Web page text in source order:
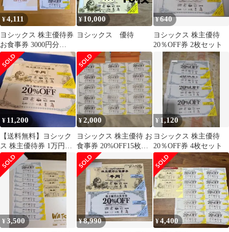
¥4,111
ヨシックス 株主優待券
お食事券 3000円分
+20%OFF券10枚
¥10,000
ヨシックス 優待
¥640
ヨシックス 株主優待
20％OFF券 2枚セット
¥ 11,200
【送料無料】ヨシック
ス 株主優待券 1万円分
＋20%引き10枚 最新
匿名
¥2,000
ヨシックス 株主優待 お
食事券 20%OFF15枚セ
ット
¥ 1,120
ヨシックス 株主優待
20％OFF券 4枚セット
¥3,500 ¥8,990 ¥4,400